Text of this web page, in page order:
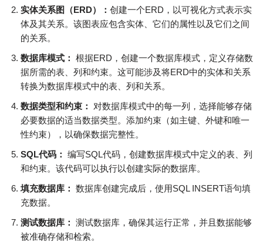
实体关系图（ERD）： 创建一个ERD，以可视化方式表示实
体及其关系。该图表应包含实体、它们的属性以及它们之间
的关系。
数据库模式： 根据ERD，创建一个数据库模式，定义存储数
据所需的表、列和约束。这可能涉及将ERD中的实体和关系
转换为数据库模式中的表、列和关系。
数据类型和约束：
对数据库模式中的每一列，选择能够存储
必要数据的适当数据类型。添加约束（如主键、外键和唯一
性约束），以确保数据完整性。
SQL代码： 编写SQL代码，创建数据库模式中定义的表、列
和约束。该代码可以执行以创建实际的数据库。
填充数据库： 数据库创建完成后，使用SQL INSERT语句填
充数据。
测试数据库： 测试数据库，确保其运行正常，并且数据能够
被准确存储和检索。